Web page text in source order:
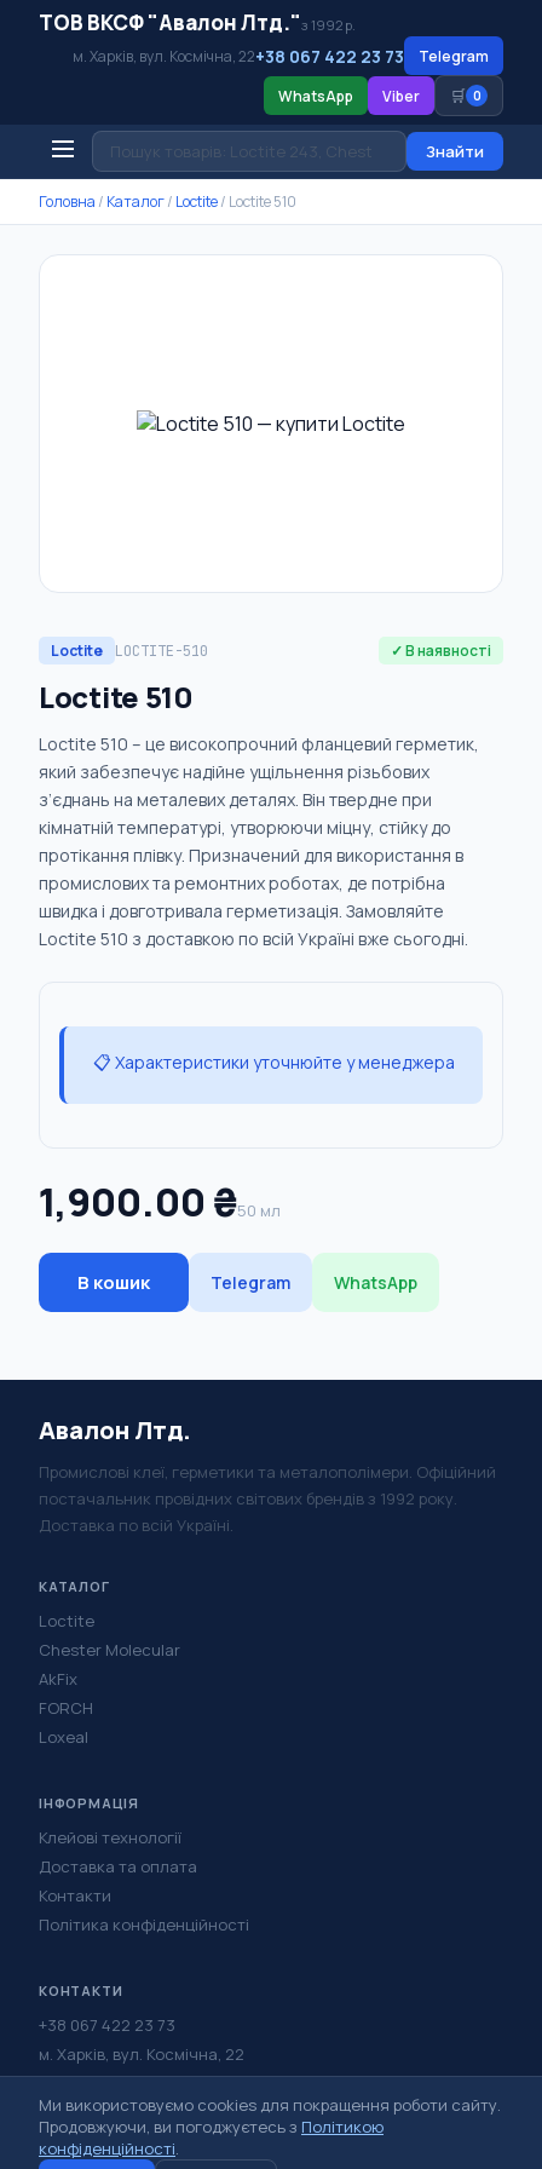
ТОВ ВКСФ "Авалон Лтд."з 1992 р.
м. Харків, вул. Космічна, 22+38 067 422 23 73
Telegram
WhatsApp
Viber 🛒 0
Знайти
Головна / Каталог/ Loctite/ Loctite 510
Loctite LOCTITE-510 ✓ В наявності
Loctite 510
Loctite 510 – це високопрочний фланцевий герметик,
який забезпечує надійне ущільнення різьбових
з’єднань на металевих деталях. Він твердне при
кімнатній температурі, утворюючи міцну, стійку до
протікання плівку. Призначений для використання в
промислових та ремонтних роботах, де потрібна
швидка і довготривала герметизація. Замовляйте
Loctite 510 з доставкою по всій Україні вже сьогодні.
📋 Характеристики уточнюйте у менеджера
1,900.00 ₴50 мл
В кошик Telegram WhatsApp
Авалон Лтд.
Промислові клеї, герметики та металополімери. Офіційний
постачальник провідних світових брендів з 1992 року.
Доставка по всій Україні.
КАТАЛОГ
Loctite
Chester Molecular
AkFix
FORCH
Loxeal
ІНФОРМАЦІЯ
Клейові технології
Доставка та оплата
Контакти
Політика конфіденційності
КОНТАКТИ
+38 067 422 23 73
м. Харків, вул. Космічна, 22
Написати в Telegram
Написати у Viber
Ми використовуємо cookies для покращення роботи сайту.
Продовжуючи, ви погоджуєтесь з Політикою
конфіденційності.